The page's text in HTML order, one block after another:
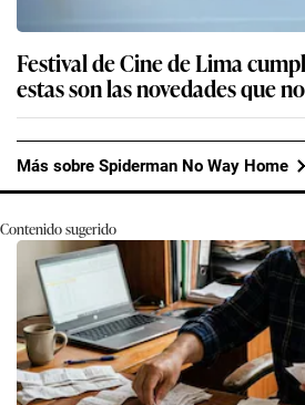
Festival de Cine de Lima
estas son las novedades que
Más sobre Spiderman No Way Home
Contenido sugerido